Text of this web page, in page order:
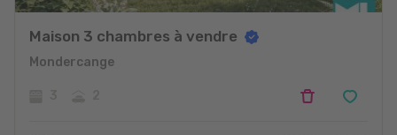
Maison 3 chambres à vendre
Mondercange